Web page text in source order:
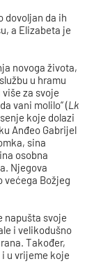
dovoljan da ih
a Elizabeta je
novoga života,
u hramu
za svoje
vani molilo“ (Lk
koje dolazi
Anđeo Gabrijel
sina
osobna
Njegova
većega Božjeg
napušta svoje
i velikodušno
Također,
u vrijeme koje